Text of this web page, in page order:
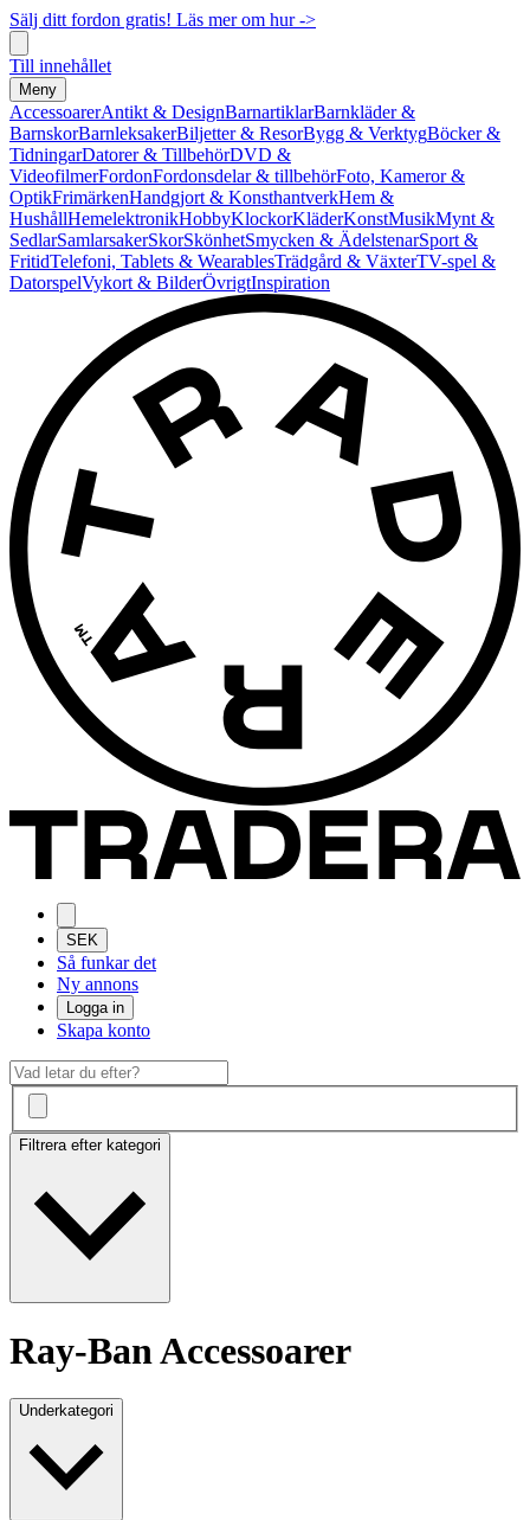
Sälj ditt fordon gratis! Läs mer om hur ->
Till innehållet
Meny
AccessoarerAntikt & DesignBarnartiklarBarnkläder &
BarnskorBarnleksakerBiljetter & ResorBygg & VerktygBöcker &
TidningarDatorer & TillbehörDVD &
VideofilmerFordonFordonsdelar & tillbehörFoto, Kameror &
OptikFrimärkenHandgjort & KonsthantverkHem &
HushållHemelektronikHobbyKlockorKläderKonstMusikMynt &
SedlarSamlarsakerSkorSkönhetSmycken & ÄdelstenarSport &
FritidTelefoni, Tablets & WearablesTrädgård & VäxterTV-spel &
DatorspelVykort & BilderÖvrigtInspiration
SEK
Så funkar det
Ny annons
Logga in
Skapa konto
Filtrera efter kategori
Ray-Ban Accessoarer
Underkategori